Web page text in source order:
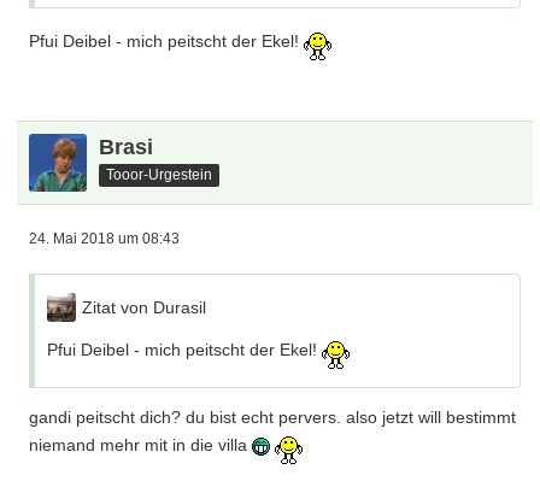
Pfui Deibel - mich peitscht der Ekel!
Brasi
Tooor-Urgestein
24. Mai 2018 um 08:43
Zitat von Durasil
Pfui Deibel - mich peitscht der Ekel!
gandi peitscht dich? du bist echt pervers. also jetzt will bestimmt
niemand mehr mit in die villa